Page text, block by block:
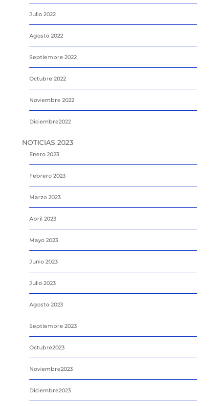
Julio 2022
Agosto 2022
Septiembre 2022
Octubre 2022
Noviembre 2022
Diciembre2022
NOTICIAS 2023
Enero 2023
Febrero 2023
Marzo 2023
Abril 2023
Mayo 2023
Junio 2023
Julio 2023
Agosto 2023
Septiembre 2023
Octubre2023
Noviembre2023
Diciembre2023